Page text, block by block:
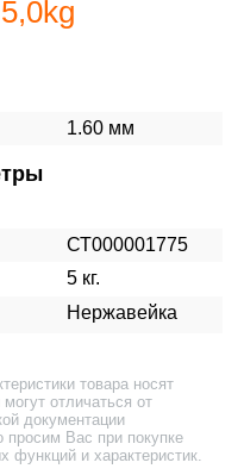
1.60 мм
СТ000001775
5 кг.
Нержавейка
товара носят
отличаться от
документации
просим Вас при покупке
функций и характеристик.